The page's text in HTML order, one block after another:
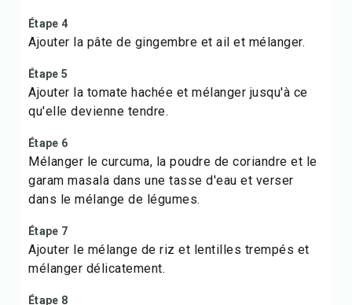
Étape 4
Ajouter la pâte de gingembre et ail et mélanger.
Étape 5
Ajouter la tomate hachée et mélanger jusqu'à ce
qu'elle devienne tendre.
Étape 6
Mélanger le curcuma, la poudre de coriandre et le
garam masala dans une tasse d'eau et verser
dans le mélange de légumes.
Étape 7
Ajouter le mélange de riz et lentilles trempés et
mélanger délicatement.
Étape 8